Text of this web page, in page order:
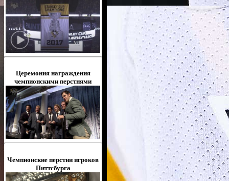
Церемония награждения
чемпионскими перстнями
Чемпионские перстни игроков
Питтсбурга